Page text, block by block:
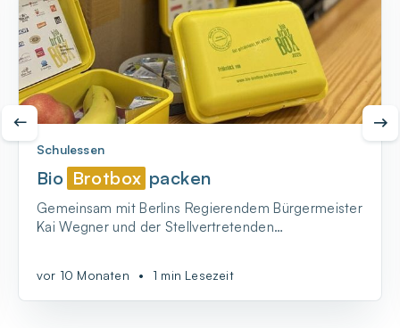
Schulessen
Bio Brotbox packen
Gemeinsam mit Berlins Regierendem Bürgermeister
Kai Wegner und der Stellvertretenden
vor 10 Monaten • 1 min Lesezeit